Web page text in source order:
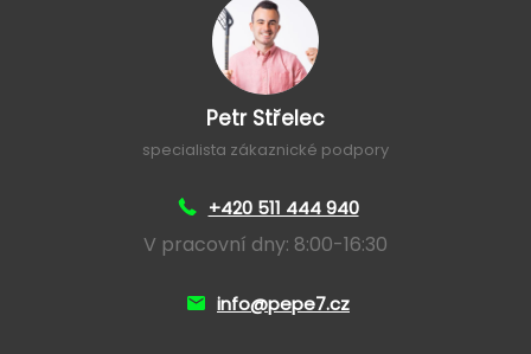
Petr Střelec
specialista zákaznické podpory
+420 511 444 940
V pracovní dny: 8:00-16:30
info@pepe7.cz